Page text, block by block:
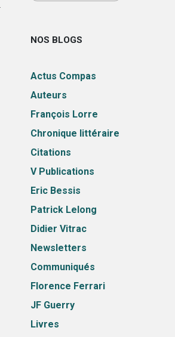
NOS BLOGS
Actus Compas
Auteurs
François Lorre
Chronique littéraire
Citations
V Publications
Eric Bessis
Patrick Lelong
Didier Vitrac
Newsletters
Communiqués
Florence Ferrari
JF Guerry
Livres